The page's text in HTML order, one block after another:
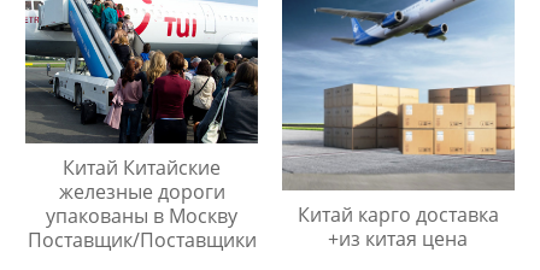
Китай Китайские
железные дороги
упакованы в Москву
Поставщик/Поставщики
Китай карго доставка
+из китая цена